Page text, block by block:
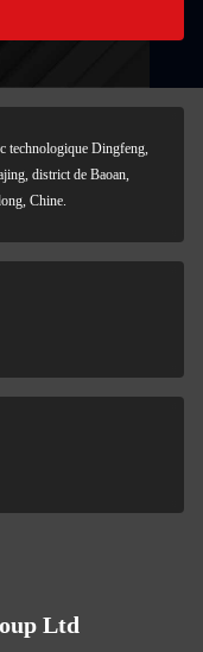
technologique Dingfeng,
district de Baoan,
Chine.
Ltd